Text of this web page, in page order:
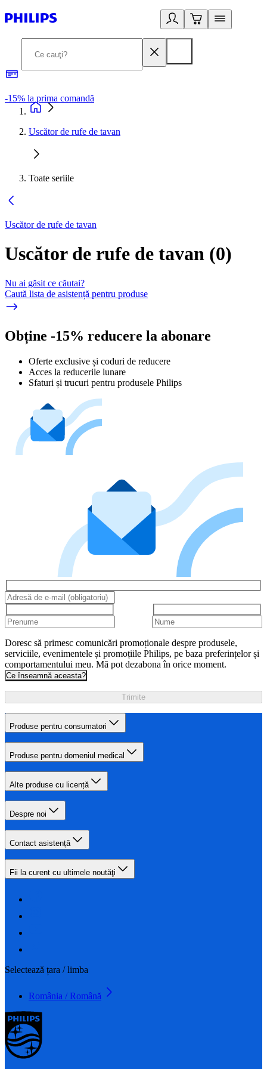
-15% la prima comandă
Uscător de rufe de tavan
Toate seriile
Uscător de rufe de tavan
Uscător de rufe de tavan (0)
Nu ai găsit ce căutai?
Caută lista de asistență pentru produse
Obține -15% reducere la abonare
Oferte exclusive și coduri de reducere
Acces la reducerile lunare
Sfaturi și trucuri pentru produsele Philips
Doresc să primesc comunicări promoționale despre produsele,
serviciile, evenimentele și promoțiile Philips, pe baza preferințelor și
comportamentului meu. Mă pot dezabona în orice moment.
Ce înseamnă aceasta?
Trimite
Produse pentru consumatori
Produse pentru domeniul medical
Alte produse cu licență
Despre noi
Contact asistență
Fii la curent cu ultimele noutăţi
Selectează țara / limba
România / Română